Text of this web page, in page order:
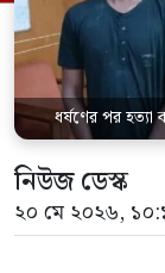
ধর্ষণের পর হত্যা
নিউজ ডেস্ক
২০ মে ২০২৬,